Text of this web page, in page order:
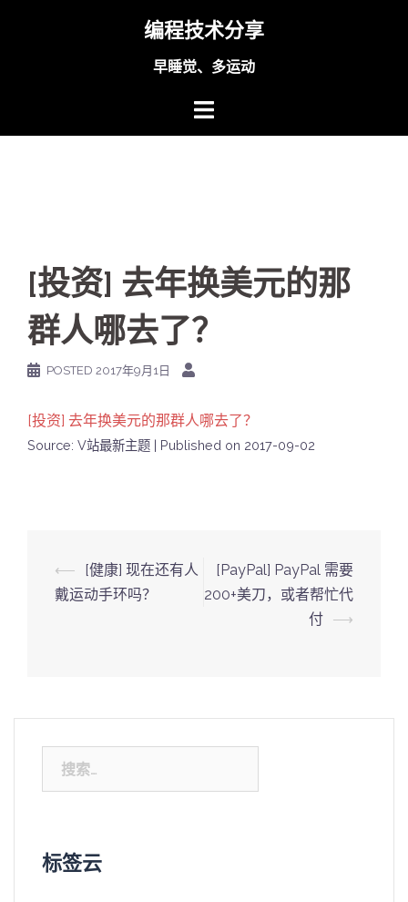
编程技术分享
早睡觉、多运动
[投资] 去年换美元的那
群人哪去了？
POSTED 2017年9月1日
[投资] 去年换美元的那群人哪去了？
Source: V站最新主题 Published on 2017-09-02
Post
navigation
⟵
[健康] 现在还有人
戴运动手环吗？
[PayPal] PayPal 需要
200+美刀，或者帮忙代
付 ⟶
索：
标签云